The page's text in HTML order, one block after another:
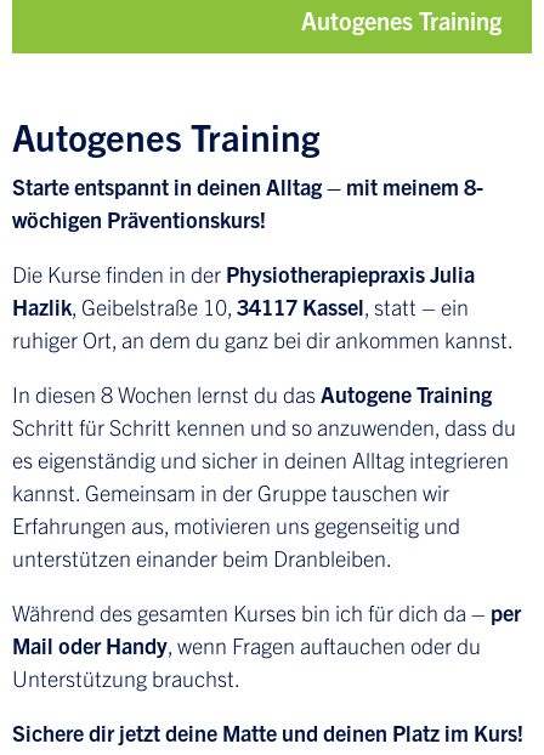
Autogenes Training
Autogenes Training
Starte entspannt in deinen Alltag – mit meinem 8-
wöchigen Präventionskurs!
Die Kurse finden in der Physiotherapiepraxis Julia
Hazlik, Geibelstraße 10, 34117 Kassel, statt – ein
ruhiger Ort, an dem du ganz bei dir ankommen kannst.
In diesen 8 Wochen lernst du dasAutogene Training
Schritt für Schritt kennen und so anzuwenden, dass du
es eigenständig und sicher in deinen Alltag integrieren
kannst. Gemeinsam in der Gruppe tauschen wir
Erfahrungen aus, motivieren uns gegenseitig und
unterstützen einander beim Dranbleiben.
Während des gesamten Kurses bin ich für dich da – per
Mail oder Handy, wenn Fragen auftauchen oder du
Unterstützung brauchst.
Sichere dir jetzt deine Matte und deinen Platz im Kurs!